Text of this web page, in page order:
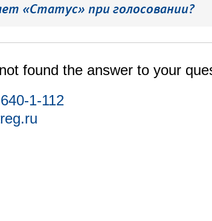
«Статус» при голосовании?
found the answer to your
1-112